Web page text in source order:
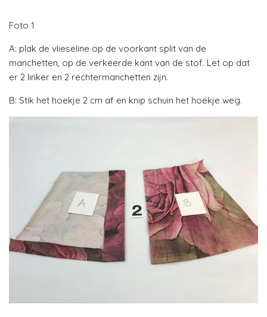
Foto 1
A: plak de vlieseline op de voorkant split van de
manchetten, op de verkeerde kant van de stof. Let op dat
er 2 linker en 2 rechtermanchetten zijn.
B: Stik het hoekje 2 cm af en knip schuin het hoekje weg.